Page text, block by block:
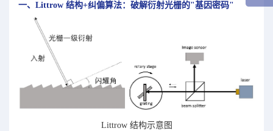
一、Littrow 结构+纠偏算法：破解衍射光栅的"基因密码"
Littrow 结构示意图